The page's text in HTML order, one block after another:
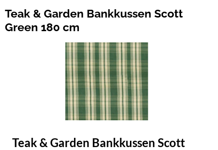
Teak & Garden Bankkussen Scott
Green 180 cm
Teak & Garden Bankkussen Scott